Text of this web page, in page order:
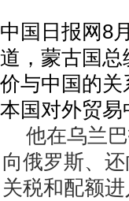
中国日报网8
道，蒙古国
价与中国的
本国对外贸易
他在乌兰
向俄罗斯、
关税和配额